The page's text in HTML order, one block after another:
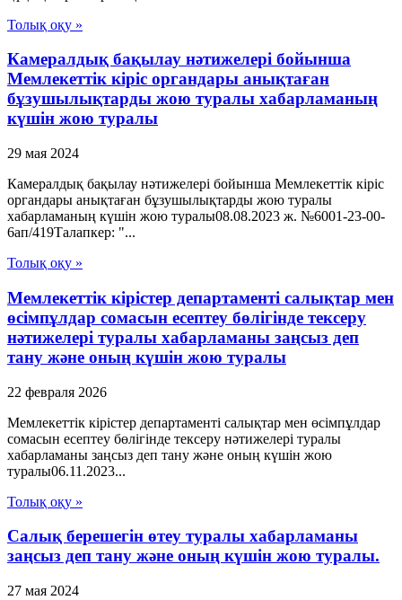
Толық оқу »
Камералдық бақылау нәтижелері бойынша
Мемлекеттік кіріс органдары анықтаған
бұзушылықтарды жою туралы хабарламаның
күшін жою туралы
29 мая 2024
Камералдық бақылау нәтижелері бойынша Мемлекеттік кіріс
органдары анықтаған бұзушылықтарды жою туралы
хабарламаның күшін жою туралы08.08.2023 ж. №6001-23-00-
6ап/419Талапкер: "...
Толық оқу »
Мемлекеттік кірістер департаменті салықтар мен
өсімпұлдар сомасын есептеу бөлігінде тексеру
нәтижелері туралы хабарламаны заңсыз деп
тану және оның күшін жою туралы
22 февраля 2026
Мемлекеттік кірістер департаменті салықтар мен өсімпұлдар
сомасын есептеу бөлігінде тексеру нәтижелері туралы
хабарламаны заңсыз деп тану және оның күшін жою
туралы06.11.2023...
Толық оқу »
Салық берешегін өтеу туралы хабарламаны
заңсыз деп тану және оның күшін жою туралы.
27 мая 2024